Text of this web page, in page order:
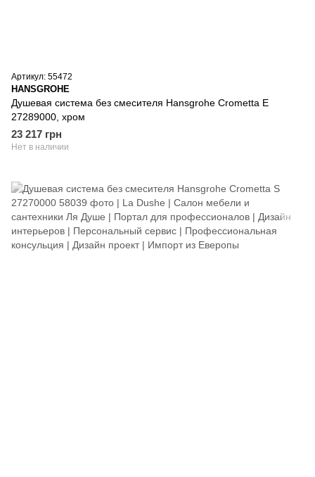
Артикул: 55472
HANSGROHE
Душевая система без смесителя Hansgrohe Crometta E
27289000, хром
23 217 грн
Нет в наличии